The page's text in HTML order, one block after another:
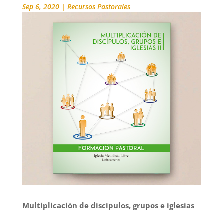
Sep 6, 2020| Recursos Pastorales
Multiplicación de discípulos, grupos e iglesias